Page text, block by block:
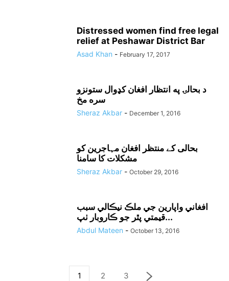
Distressed women find free legal
relief at Peshawar District Bar
Asad Khan - February 17, 2017
د بحالۍ په انتظار افغان کډوال ستونزو
سره مخ
Sheraz Akbar - December 1, 2016
بحالی کے منتظر افغان مہاجرین کو
مشکلات کا سامنا
Sheraz Akbar - October 29, 2016
افغاني واپارين جي ملڪ نيڪالي سبب
قيمتي پٿر جو ڪاروبار ٺپ...
Abdul Mateen - October 13, 2016
1 2 3